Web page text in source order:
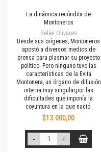
La dinámica recóndita de
Montoneros
Belén Olivares
Desde sus orígenes, Montoneros
apostó a diversos medios de
prensa para plasmar su proyecto
político. Pero ninguno tuvo las
características de la Evita
Montonera, un órgano de difusión
interna muy singular,por las
dificultades que imponía la
coyuntura en la que nació.
$13.000,00
- +